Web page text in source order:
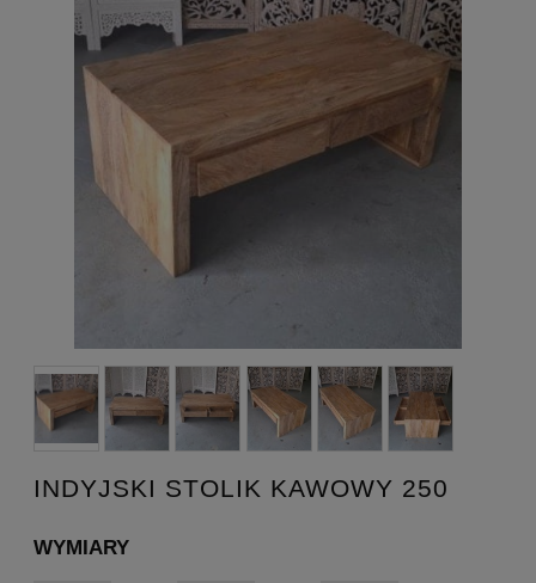
INDYJSKI STOLIK KAWOWY 250
WYMIARY